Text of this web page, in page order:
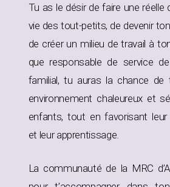
Tu as le désir de faire une réelle
vie des tout-petits, de devenir
de créer un milieu de travail à
que responsable de service
familial, tu auras la chance de
environnement chaleureux et
enfants, tout en favorisant leur
et leur apprentissage.
La communauté de la MRC